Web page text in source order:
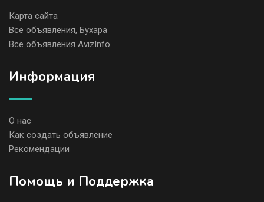
Карта сайта
Все объявления, Бухара
Все объявления AvizInfo
Информация
О нас
Как создать объявление
Рекомендации
Помощь и Поддержка